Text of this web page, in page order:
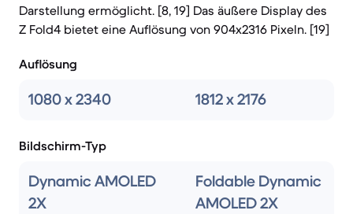
Darstellung ermöglicht. [8, 19] Das äußere Display des
Z Fold4 bietet eine Auflösung von 904x2316 Pixeln. [19]
Auflösung
1080 x 2340 1812 x 2176
Bildschirm-Typ
Dynamic AMOLED
2X
Foldable Dynamic
AMOLED 2X